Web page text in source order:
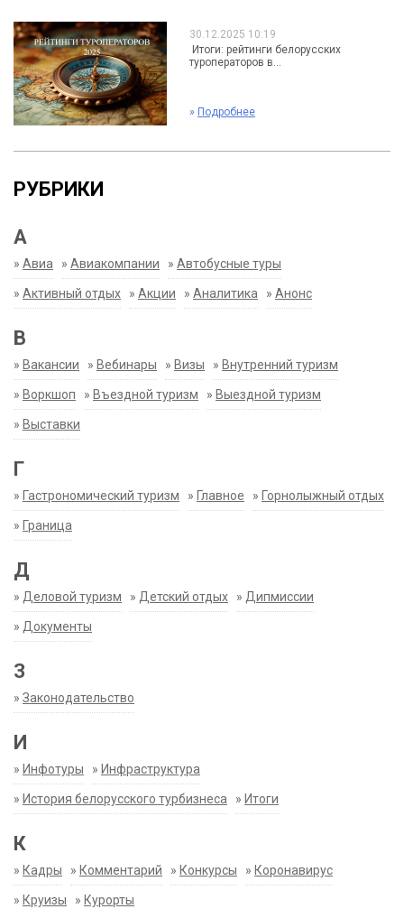
30.12.2025 10:19
Итоги: рейтинги белорусских
туроператоров в...
» Подробнее
РУБРИКИ
А
» Авиа » Авиакомпании » Автобусные туры
» Активный отдых » Акции » Аналитика » Анонс
В
» Вакансии » Вебинары » Визы » Внутренний туризм
» Воркшоп » Въездной туризм » Выездной туризм
» Выставки
Г
» Гастрономический туризм » Главное » Горнолыжный отдых
» Граница
Д
» Деловой туризм » Детский отдых » Дипмиссии
» Документы
З
» Законодательство
И
» Инфотуры » Инфраструктура
» История белорусского турбизнеса » Итоги
К
» Кадры » Комментарий » Конкурсы » Коронавирус
» Круизы » Курорты